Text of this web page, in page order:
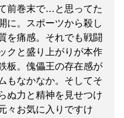
前巻末で…と思ってた
に。スポーツから殺し
を痛感。それでも戦闘
クと盛り上がりが本作
板。傀儡王の存在感が
もなかなか。そしてそ
ぬ力と精神を見せつけ
々お気に入りですけ